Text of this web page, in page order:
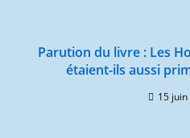
Parution du livre : Les
étaient-ils aussi
15